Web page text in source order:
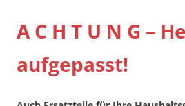
A C H T U N G –
aufgepasst!